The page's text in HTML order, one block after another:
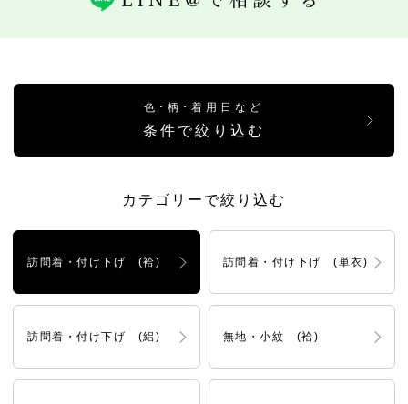
色･柄･着用日など
条件で絞り込む
カテゴリーで絞り込む
訪問着・付け下げ (袷) 訪問着・付け下げ (単衣)
訪問着・付け下げ (絽) 無地・小紋 (袷)